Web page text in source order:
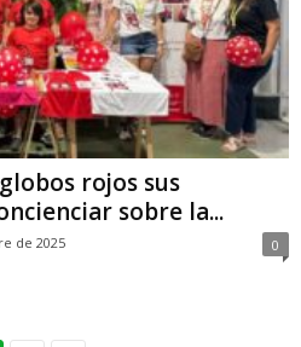
rojos sus
sobre la...
de 2025 0